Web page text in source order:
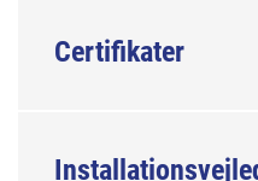
Certifikater